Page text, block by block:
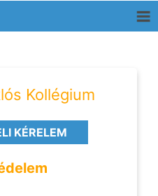
Kollégium
KÉRELEM